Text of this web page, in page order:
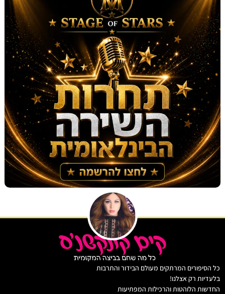
המרתקים מעולם הבידור והתרבות
רק אצלנו!
הלוהטות והרכילות המפתיעות